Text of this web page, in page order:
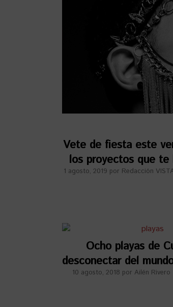
Vete de fiesta este
los proyectos que te
1 agosto, 2019 por Redacción
Ocho playas de
desconectar del
10 agosto, 2018 por Ailén Rivero